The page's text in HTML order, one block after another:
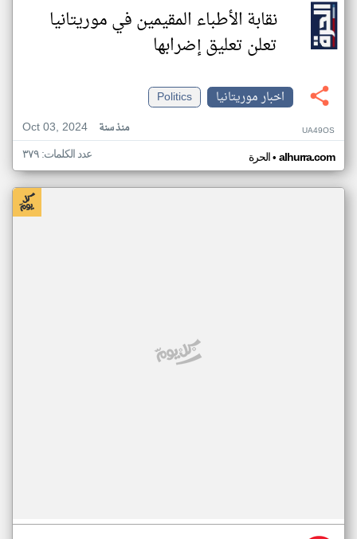
نقابة الأطباء المقيمين في موريتانيا
تعلن تعليق إضرابها
اخبار موريتانيا
Politics
Oct 03, 2024
منذ سنة UA49OS
الحرة• alhurra.com عدد الكلمات: ٣٧٩